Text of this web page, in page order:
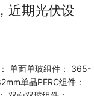
近期光伏设
单面单玻组件： 365-
单晶PERC组件：